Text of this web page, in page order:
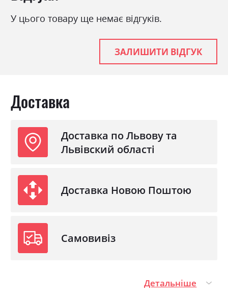
У цього товару ще немає відгуків.
ЗАЛИШИТИ ВІДГУК
Доставка
Доставка по Львову та
Львівский області
Доставка Новою Поштою
Самовивіз
Детальніше